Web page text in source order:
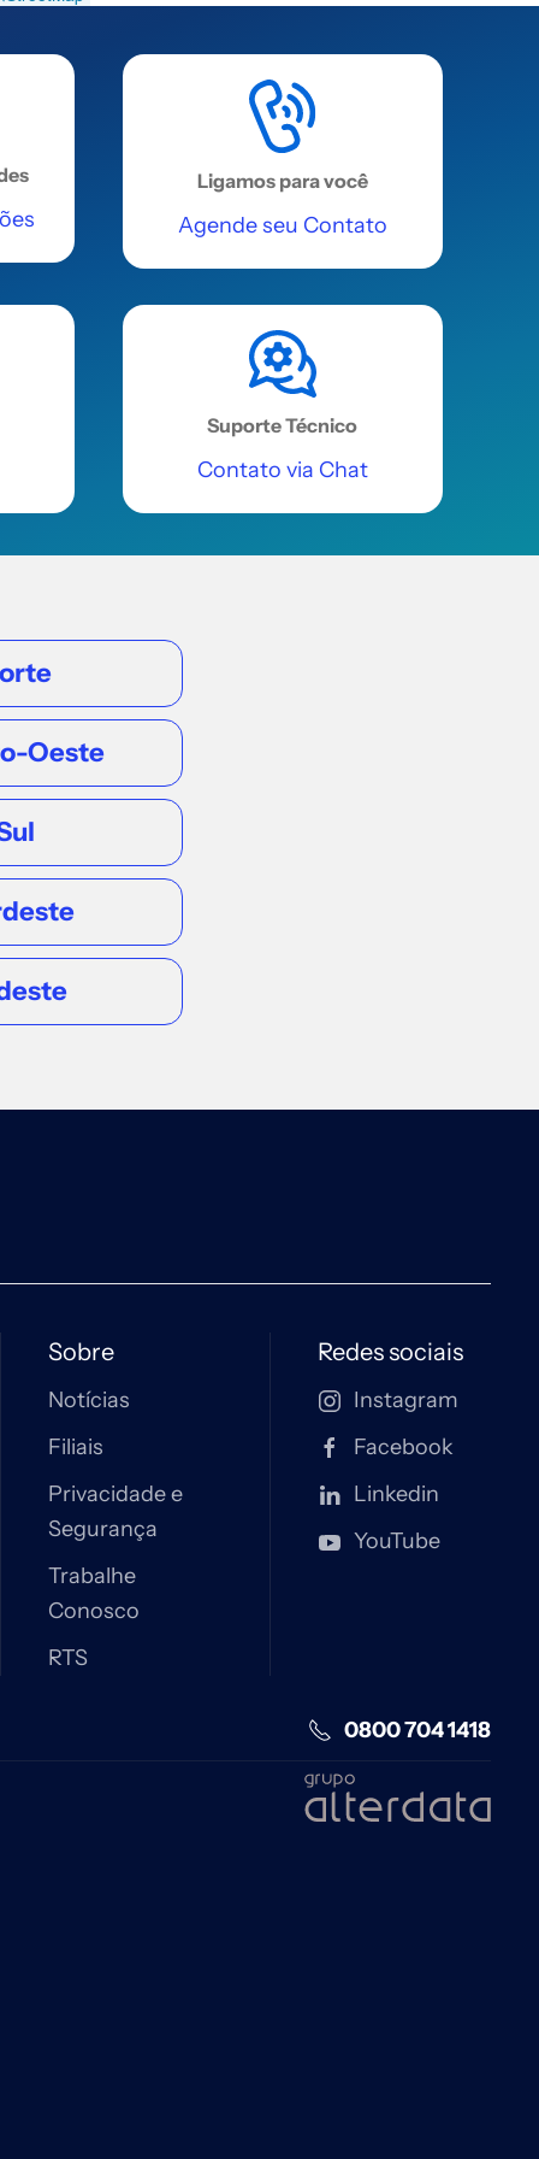
Ligamos para você
Agende seu Contato
Suporte Técnico
Contato via Chat
Oeste
Sobre
Notícias
Filiais
Privacidade e
Segurança
Trabalhe
Conosco
RTS
Redes sociais
Instagram
Facebook
Linkedin
YouTube
0800 704 1418